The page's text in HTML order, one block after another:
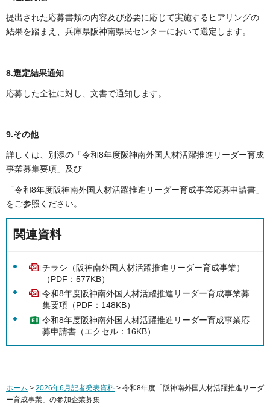
提出された応募書類の内容及び必要に応じて実施するヒアリングの
結果を踏まえ、兵庫県阪神南県民センターにおいて選定します。
8.選定結果通知
応募した全社に対し、文書で通知します。
9.その他
詳しくは、別添の「令和8年度阪神南外国人材活躍推進リーダー育成
事業募集要項」及び
「令和8年度阪神南外国人材活躍推進リーダー育成事業応募申請書」
をご参照ください。
関連資料
チラシ（阪神南外国人材活躍推進リーダー育成事業）
（PDF：577KB）
令和8年度阪神南外国人材活躍推進リーダー育成事業募
集要項（PDF：148KB）
令和8年度阪神南外国人材活躍推進リーダー育成事業応
募申請書（エクセル：16KB）
ホーム > 2026年6月記者発表資料 > 令和8年度「阪神南外国人材活躍推進リーダ
ー育成事業」の参加企業募集